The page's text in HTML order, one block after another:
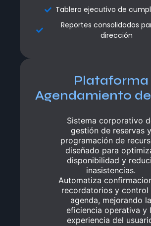
Tablero ejecutivo de
Reportes consolidados
dirección
Plataforma
Agendamiento
Sistema corporativo
gestión de reservas y
programación de
diseñado para
disponibilidad y
inasistencias.
Automatiza
recordatorios y control
agenda, mejorando la
eficiencia operativa y
experiencia del
Tablero ejecutivo de
Reportes consolidados
dirección
Plataforma
Agendamiento
Sistema corporativo
gestión de reservas y
programación de
diseñado para
disponibilidad y
inasistencias.
Automatiza
recordatorios y control
agenda, mejorando la
eficiencia operativa y
experiencia del